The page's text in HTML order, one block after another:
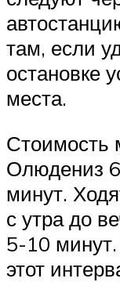
там, если
остановке
места.
Стоимость
Олюдениз
минут.
с утра до
5-10 минут.
этот